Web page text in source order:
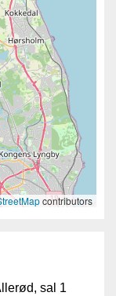
contributors
sal 1